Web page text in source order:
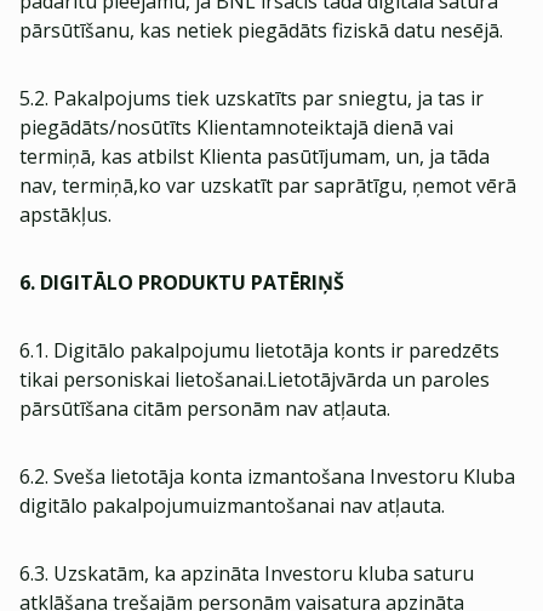
pārsūtīšanu, kas netiek piegādāts fiziskā datu nesējā.
5.2. Pakalpojums tiek uzskatīts par sniegtu, ja tas ir
piegādāts/nosūtīts Klientamnoteiktajā dienā vai
termiņā, kas atbilst Klienta pasūtījumam, un, ja tāda
nav, termiņā,ko var uzskatīt par saprātīgu, ņemot vērā
apstākļus.
6. DIGITĀLO PRODUKTU PATĒRIŅŠ
6.1. Digitālo pakalpojumu lietotāja konts ir paredzēts
tikai personiskai lietošanai.Lietotājvārda un paroles
pārsūtīšana citām personām nav atļauta.
6.2. Sveša lietotāja konta izmantošana Investoru Kluba
digitālo pakalpojumuizmantošanai nav atļauta.
6.3. Uzskatām, ka apzināta Investoru kluba saturu
atklāšana trešajām personām vaisatura apzināta